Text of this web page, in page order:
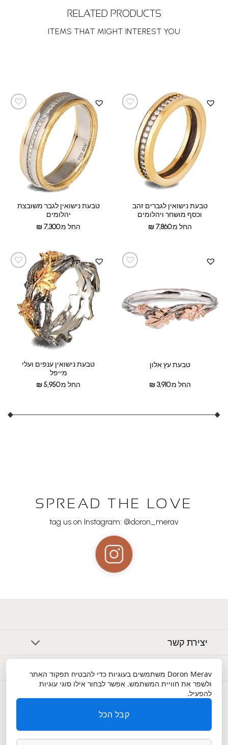
RELATED PRODUCTS
ITEMS THAT MIGHT INTEREST YOU
טבעת נישואין לגברים זהב
וכסף מושחר ויהלומים
החל מ:
₪7,860
טבעת נישואין לגבר משובצת
יהלומים
החל מ:
₪7,300
טבעת עץ אלון
החל מ: ₪3,910
טבעת נישואין ענפים ועלי
מייפל
החל מ:
₪5,950
SPREAD THE LOVE
tag us on Instagram: @doron_merav
יצירת קשר
שירות לקוחות
Doron Merav משתמשים בעוגיות כדי להבטיח תפקוד האתר
ולשפר את חוויית המשתמש. אפשר לבחור אילו סוגי עוגיות
להפעיל.
קבל הכל